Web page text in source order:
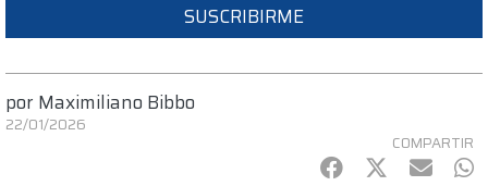
SUSCRIBIRME
por Maximiliano Bibbo
22/01/2026
COMPARTIR
Facebook
Twitter
mail